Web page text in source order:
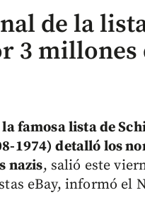
de la
3 millones
famosa lista de
1974) detalló los
nazis, salió este
eBay, informó el